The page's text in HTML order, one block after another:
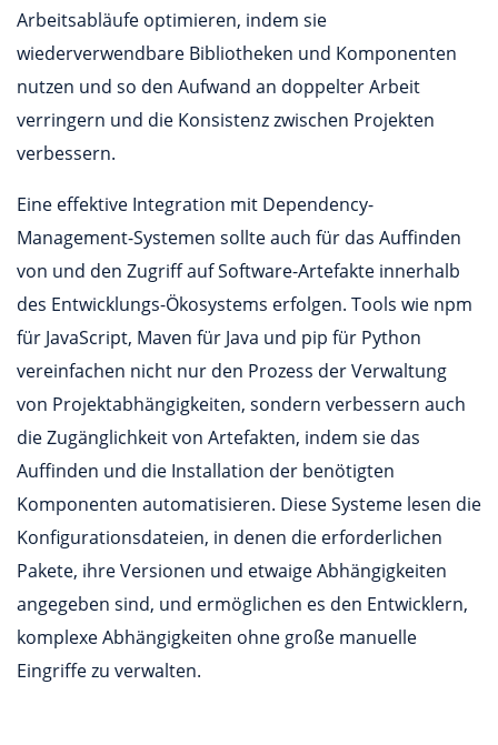
Arbeitsabläufe optimieren, indem sie
wiederverwendbare Bibliotheken und Komponenten
nutzen und so den Aufwand an doppelter Arbeit
verringern und die Konsistenz zwischen Projekten
verbessern.
Eine effektive Integration mit Dependency-
Management-Systemen sollte auch für das Auffinden
von und den Zugriff auf Software-Artefakte innerhalb
des Entwicklungs-Ökosystems erfolgen. Tools wie npm
für JavaScript, Maven für Java und pip für Python
vereinfachen nicht nur den Prozess der Verwaltung
von Projektabhängigkeiten, sondern verbessern auch
die Zugänglichkeit von Artefakten, indem sie das
Auffinden und die Installation der benötigten
Komponenten automatisieren. Diese Systeme lesen die
Konfigurationsdateien, in denen die erforderlichen
Pakete, ihre Versionen und etwaige Abhängigkeiten
angegeben sind, und ermöglichen es den Entwicklern,
komplexe Abhängigkeiten ohne große manuelle
Eingriffe zu verwalten.